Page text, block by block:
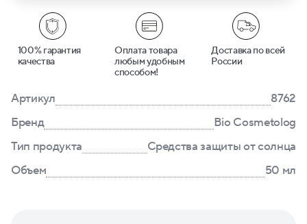
100% гарантия
качества
Оплата товара
любым удобным
способом!
Доставка по всей
России
Артикул
8762
Бренд
Bio Cosmetolog
Тип продукта
Средства защиты от солнца
Объем
50 мл